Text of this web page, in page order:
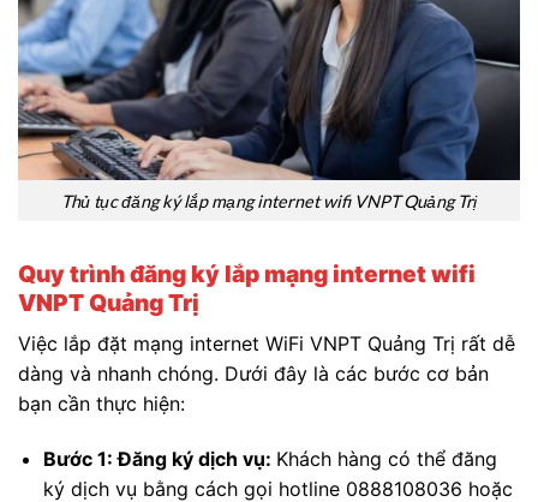
Thủ tục đăng ký lắp mạng internet wifi VNPT Quảng Trị
Quy trình đăng ký lắp mạng internet wifi
VNPT Quảng Trị
Việc lắp đặt mạng internet WiFi VNPT Quảng Trị rất dễ
dàng và nhanh chóng. Dưới đây là các bước cơ bản
bạn cần thực hiện:
Bước 1: Đăng ký dịch vụ: Khách hàng có thể đăng
ký dịch vụ bằng cách gọi hotline 0888108036 hoặc